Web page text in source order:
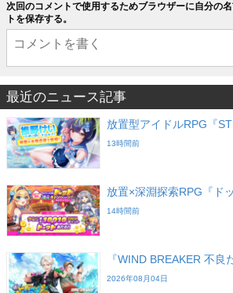
次回のコメントで使用するためブラウザーに自分の
トを保存する。
最近のニュース記事
放置型アイドルRPG『
13時間前
放置×深淵探索RPG『ド
14時間前
『WIND BREAKER 不良
2026年08月04日